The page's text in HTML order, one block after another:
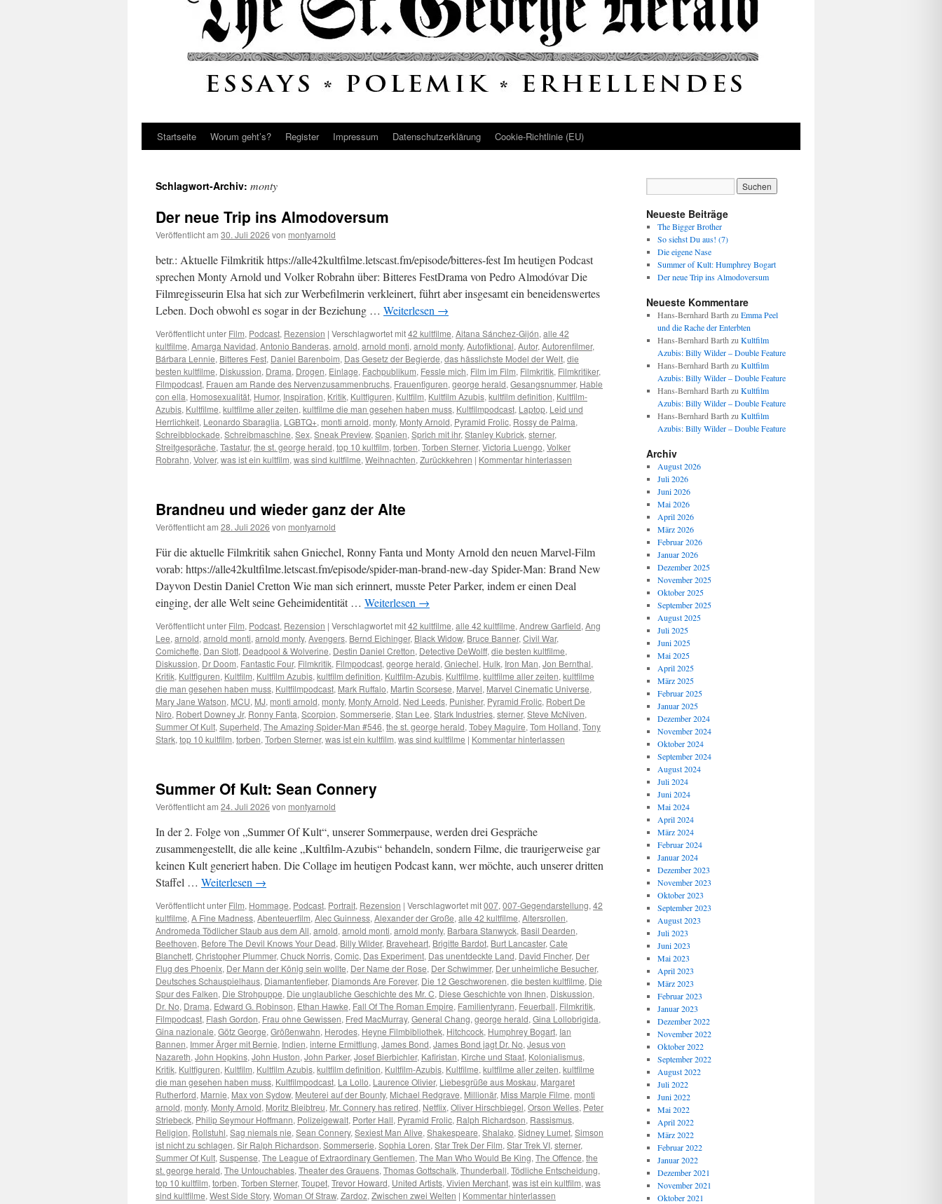
Startseite Worum geht’s? Register Impressum Datenschutz­erklärung Cookie-Richtlinie (EU)
Schlagwort-Archiv: monty
Der neue Trip ins Almodoversum
Veröffentlicht am 30. Juli 2026 von montyarnold
betr.: Aktuelle Filmkritik https://alle42kultfilme.letscast.fm/episode/bitteres-fest Im heutigen Podcast
sprechen Monty Arnold und Volker Robrahn über: Bitteres FestDrama von Pedro Almodóvar Die
Filmregisseurin Elsa hat sich zur Werbefilmerin verkleinert, führt aber insgesamt ein beneidenswertes
Leben. Doch obwohl es sogar in der Beziehung … Weiterlesen →
Veröffentlicht unter Film, Podcast, Rezension | Verschlagwortet mit42 kultfilme, Aitana Sánchez-Gijón, alle 42
kultfilme, Amarga Navidad, Antonio Banderas, arnold, arnold monti, arnold monty, Autofiktional, Autor, Autorenfilmer,
Bárbara Lennie, Bitteres Fest, Daniel Barenboim, Das Gesetz der Begierde, das hässlichste Model der Welt, die
besten kultfilme, Diskussion, Drama, Drogen, Einlage, Fachpublikum, Fessle mich, Film im Film, Filmkritik, Filmkritiker,
Filmpodcast, Frauen am Rande des Nervenzusammenbruchs, Frauenfiguren, george herald, Gesangsnummer, Hable
con ella, Homosexualität, Humor, Inspiration, Kritik, Kultfiguren, Kultfilm, Kultfilm Azubis, kultfilm definition, Kultfilm-
Azubis, Kultfilme, kultfilme aller zeiten, kultfilme die man gesehen haben muss, Kultfilmpodcast, Laptop, Leid und
Herrlichkeit, Leonardo Sbaraglia, LGBTQ+, monti arnold, monty, Monty Arnold, Pyramid Frolic, Rossy de Palma,
Schreibblockade, Schreibmaschine, Sex, Sneak Preview, Spanien, Sprich mit ihr, Stanley Kubrick, sterner,
Streitgespräche, Tastatur, the st. george herald, top 10 kultfilm, torben, Torben Sterner, Victoria Luengo, Volker
Robrahn, Volver, was ist ein kultfilm, was sind kultfilme, Weihnachten, Zurückkehren | Kommentar hinterlassen
Brandneu und wieder ganz der Alte
Veröffentlicht am 28. Juli 2026 von montyarnold
Für die aktuelle Filmkritik sahen Gniechel, Ronny Fanta und Monty Arnold den neuen Marvel-Film
vorab: https://alle42kultfilme.letscast.fm/episode/spider-man-brand-new-day Spider-Man: Brand New
Dayvon Destin Daniel Cretton Wie man sich erinnert, musste Peter Parker, indem er einen Deal
einging, der alle Welt seine Geheimidentität … Weiterlesen →
Veröffentlicht unter Film, Podcast, Rezension | Verschlagwortet mit42 kultfilme, alle 42 kultfilme, Andrew Garfield, Ang
Lee, arnold, arnold monti, arnold monty, Avengers, Bernd Eichinger, Black Widow, Bruce Banner, Civil War,
Comichefte, Dan Slott, Deadpool & Wolverine, Destin Daniel Cretton, Detective DeWolff, die besten kultfilme,
Diskussion, Dr Doom, Fantastic Four, Filmkritik, Filmpodcast, george herald, Gniechel, Hulk, Iron Man, Jon Bernthal,
Kritik, Kultfiguren, Kultfilm, Kultfilm Azubis, kultfilm definition, Kultfilm-Azubis, Kultfilme, kultfilme aller zeiten, kultfilme
die man gesehen haben muss, Kultfilmpodcast, Mark Ruffalo, Martin Scorsese, Marvel, Marvel Cinematic Universe,
Mary Jane Watson, MCU, MJ, monti arnold, monty, Monty Arnold, Ned Leeds, Punisher, Pyramid Frolic, Robert De
Niro, Robert Downey Jr, Ronny Fanta, Scorpion, Sommerserie, Stan Lee, Stark Industries, sterner, Steve McNiven,
Summer Of Kult, Superheld, The Amazing Spider-Man #546, the st. george herald, Tobey Maguire, Tom Holland, Tony
Stark, top 10 kultfilm, torben, Torben Sterner, was ist ein kultfilm, was sind kultfilme | Kommentar hinterlassen
Summer Of Kult: Sean Connery
Veröffentlicht am 24. Juli 2026 von montyarnold
In der 2. Folge von „Summer Of Kult“, unserer Sommerpause, werden drei Gespräche
zusammengestellt, die alle keine „Kultfilm-Azubis“ behandeln, sondern Filme, die traurigerweise gar
keinen Kult generiert haben. Die Collage im heutigen Podcast kann, wer möchte, auch unserer dritten
Staffel … Weiterlesen →
Veröffentlicht unter Film, Hommage, Podcast, Portrait, Rezension | Verschlagwortet mit007, 007-Gegendarstellung, 42
kultfilme, A Fine Madness, Abenteuerfilm, Alec Guinness, Alexander der Große, alle 42 kultfilme, Altersrollen,
Andromeda Tödlicher Staub aus dem All, arnold, arnold monti, arnold monty, Barbara Stanwyck, Basil Dearden,
Beethoven, Before The Devil Knows Your Dead, Billy Wilder, Braveheart, Brigitte Bardot, Burt Lancaster, Cate
Blanchett, Christopher Plummer, Chuck Norris, Comic, Das Experiment, Das unentdeckte Land, David Fincher, Der
Flug des Phoenix, Der Mann der König sein wollte, Der Name der Rose, Der Schwimmer, Der unheimliche Besucher,
Deutsches Schauspielhaus, Diamantenfieber, Diamonds Are Forever, Die 12 Geschworenen, die besten kultfilme, Die
Spur des Falken, Die Strohpuppe, Die unglaubliche Geschichte des Mr. C, Diese Geschichte von Ihnen, Diskussion,
Dr. No, Drama, Edward G. Robinson, Ethan Hawke, Fall Of The Roman Empire, Familientyrann, Feuerball, Filmkritik,
Filmpodcast, Flash Gordon, Frau ohne Gewissen, Fred MacMurray, General Chang, george herald, Gina Lollobrigida,
Gina nazionale, Götz George, Größenwahn, Herodes, Heyne Filmbibliothek, Hitchcock, Humphrey Bogart, Ian
Bannen, Immer Ärger mit Bernie, Indien, interne Ermittlung, James Bond, James Bond jagt Dr. No, Jesus von
Nazareth, John Hopkins, John Huston, John Parker, Josef Bierbichler, Kafiristan, Kirche und Staat, Kolonialismus,
Kritik, Kultfiguren, Kultfilm, Kultfilm Azubis, kultfilm definition, Kultfilm-Azubis, Kultfilme, kultfilme aller zeiten, kultfilme
die man gesehen haben muss, Kultfilmpodcast, La Lollo, Laurence Olivier, Liebesgrüße aus Moskau, Margaret
Rutherford, Marnie, Max von Sydow, Meuterei auf der Bounty, Michael Redgrave, Millionär, Miss Marple Filme, monti
arnold, monty, Monty Arnold, Moritz Bleibtreu, Mr. Connery has retired, Netflix, Oliver Hirschbiegel, Orson Welles, Peter
Striebeck, Philip Seymour Hoffmann, Polizeigewalt, Porter Hall, Pyramid Frolic, Ralph Richardson, Rassismus,
Religion, Rollstuhl, Sag niemals nie, Sean Connery, Sexiest Man Alive, Shakespeare, Shalako, Sidney Lumet, Simson
ist nicht zu schlagen, Sir Ralph Richardson, Sommerserie, Sophia Loren, Star Trek Der Film, Star Trek VI, sterner,
Summer Of Kult, Suspense, The League of Extraordinary Gentlemen, The Man Who Would Be King, The Offence, the
st. george herald, The Untouchables, Theater des Grauens, Thomas Gottschalk, Thunderball, Tödliche Entscheidung,
top 10 kultfilm, torben, Torben Sterner, Toupet, Trevor Howard, United Artists, Vivien Merchant, was ist ein kultfilm, was
sind kultfilme, West Side Story, Woman Of Straw, Zardoz, Zwischen zwei Welten | Kommentar hinterlassen
Neueste Beiträge
The Bigger Brother
So siehst Du aus! (7)
Die eigene Nase
Summer of Kult: Humphrey Bogart
Der neue Trip ins Almodoversum
Neueste Kommentare
Hans-Bernhard Barth zu Emma Peel
und die Rache der Enterbten
Hans-Bernhard Barth zu Kultfilm
Azubis: Billy Wilder – Double Feature
Hans-Bernhard Barth zu Kultfilm
Azubis: Billy Wilder – Double Feature
Hans-Bernhard Barth zu Kultfilm
Azubis: Billy Wilder – Double Feature
Hans-Bernhard Barth zu Kultfilm
Azubis: Billy Wilder – Double Feature
Archiv
August 2026
Juli 2026
Juni 2026
Mai 2026
April 2026
März 2026
Februar 2026
Januar 2026
Dezember 2025
November 2025
Oktober 2025
September 2025
August 2025
Juli 2025
Juni 2025
Mai 2025
April 2025
März 2025
Februar 2025
Januar 2025
Dezember 2024
November 2024
Oktober 2024
September 2024
August 2024
Juli 2024
Juni 2024
Mai 2024
April 2024
März 2024
Februar 2024
Januar 2024
Dezember 2023
November 2023
Oktober 2023
September 2023
August 2023
Juli 2023
Juni 2023
Mai 2023
April 2023
März 2023
Februar 2023
Januar 2023
Dezember 2022
November 2022
Oktober 2022
September 2022
August 2022
Juli 2022
Juni 2022
Mai 2022
April 2022
März 2022
Februar 2022
Januar 2022
Dezember 2021
November 2021
Oktober 2021